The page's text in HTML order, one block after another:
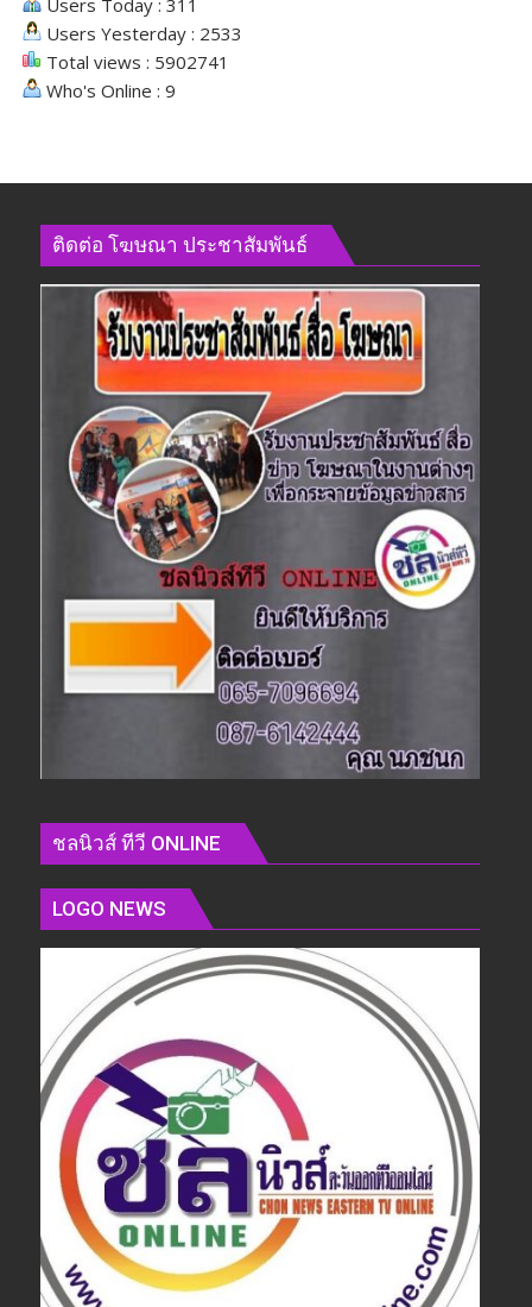
Users Yesterday : 2533
Total views : 5902741
Who's Online : 9
ติดต่อ​ โฆษณา​ ประชาสัมพันธ์
ชลนิวส์ ทีวี ONLINE
LOGO NEWS